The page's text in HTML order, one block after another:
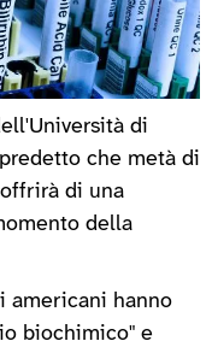
di
che metà di
di una
della
americani hanno
biochimico" e